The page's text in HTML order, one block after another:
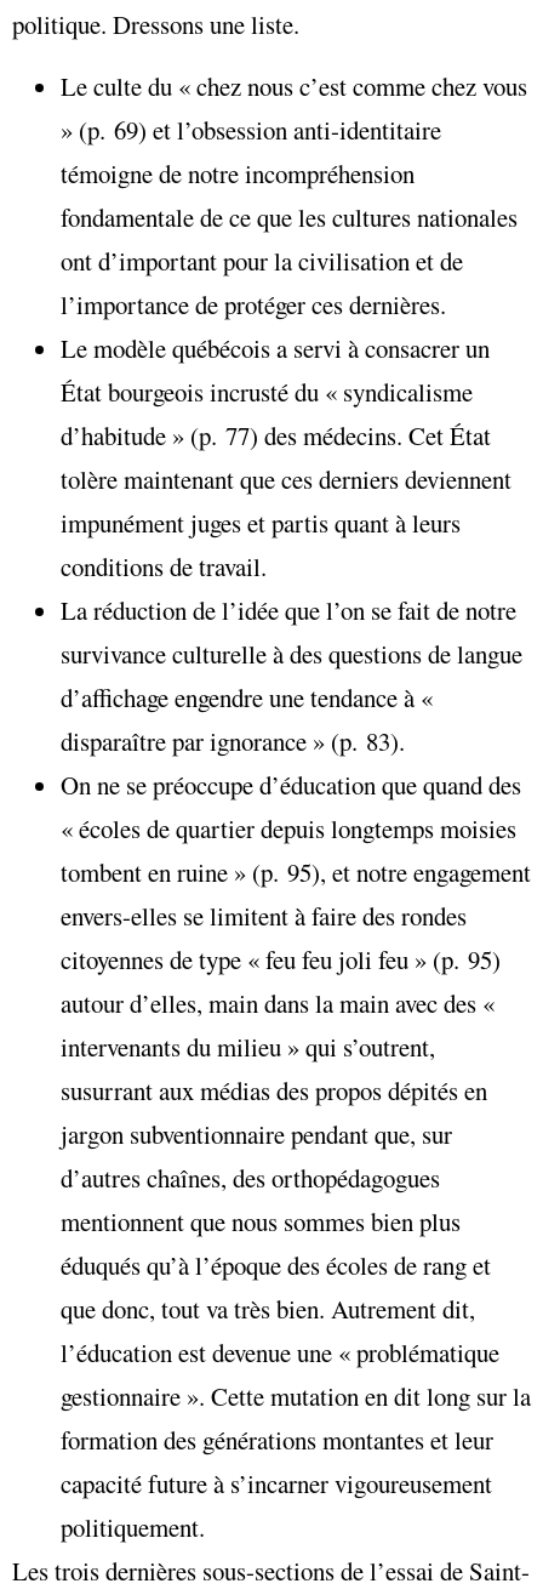
politique. Dressons une liste.
Le culte du « chez nous c’est comme chez vous
» (p. 69) et l’obsession anti-identitaire
témoigne de notre incompréhension
fondamentale de ce que les cultures nationales
ont d’important pour la civilisation et de
l’importance de protéger ces dernières.
Le modèle québécois a servi à consacrer un
État bourgeois incrusté du « syndicalisme
d’habitude » (p. 77) des médecins. Cet État
tolère maintenant que ces derniers deviennent
impunément juges et partis quant à leurs
conditions de travail.
La réduction de l’idée que l’on se fait de notre
survivance culturelle à des questions de langue
d’affichage engendre une tendance à «
disparaître par ignorance » (p. 83).
On ne se préoccupe d’éducation que quand des
« écoles de quartier depuis longtemps moisies
tombent en ruine » (p. 95), et notre engagement
envers-elles se limitent à faire des rondes
citoyennes de type « feu feu joli feu » (p. 95)
autour d’elles, main dans la main avec des «
intervenants du milieu » qui s’outrent,
susurrant aux médias des propos dépités en
jargon subventionnaire pendant que, sur
d’autres chaînes, des orthopédagogues
mentionnent que nous sommes bien plus
éduqués qu’à l’époque des écoles de rang et
que donc, tout va très bien. Autrement dit,
l’éducation est devenue une « problématique
gestionnaire ». Cette mutation en dit long sur la
formation des générations montantes et leur
capacité future à s’incarner vigoureusement
politiquement.
Les trois dernières sous-sections de l’essai de Saint-